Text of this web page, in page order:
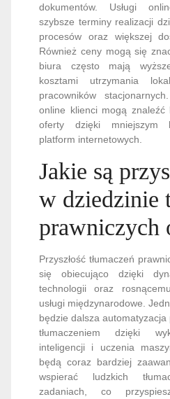
dokumentów. Usługi
szybsze terminy realizacji
procesów oraz większej
Również ceny mogą się
biura często mają
kosztami utrzymania
pracowników
online klienci mogą znaleźć
oferty dzięki mniejszym
platform internetowych.
Jakie są
w dziedzinie
prawniczych
Przyszłość tłumaczeń
się obiecująco dzięki
technologii oraz
usługi międzynarodowe.
będzie dalsza
tłumaczeniem dzięki
inteligencji i uczenia
będą coraz bardziej
wspierać ludzkich
zadaniach, co